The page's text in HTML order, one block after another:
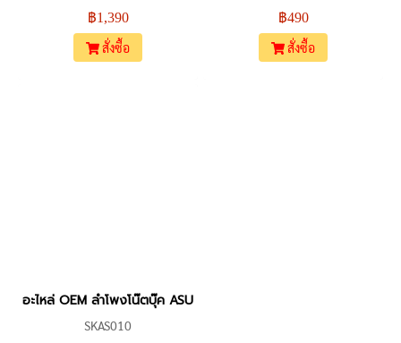
51 (N18C3) อะไหล่ OEM คุณภาพ
สูง สำหรับเปลี่ยนลำโพงซ้าย-ขวา
แบบ Built-in เหมาะสำหรับงาน
฿1,390
สั่งซื้อ
K450JF, K450V, X450V, F450J,
K451L เหมาะสำหรับเปลี่ยน
ลำโพงภายใน (L+R) ควรตรวจสอบ
฿490
สั่งซื้อ
อะไหล่ OEM ลำโพงโน๊ตบุ๊ค ASUS X550 X550C X550V A550
SKAS010